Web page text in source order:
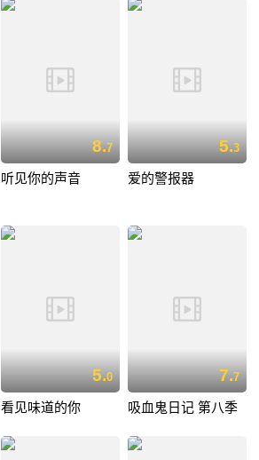
8.7
听见你的声音
5.3
爱的警报器
5.0
看见味道的你
7.7
吸血鬼日记 第八季